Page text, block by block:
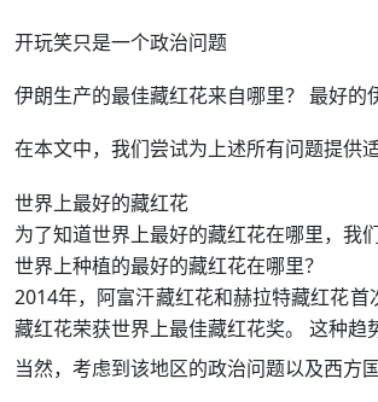
开玩笑只是一个政治问题
伊朗生产的最佳藏红花来自哪里？ 最好的
在本文中，我们尝试为上述所有问题提供
世界上最好的藏红花
为了知道世界上最好的藏红花在哪里，我
世界上种植的最好的藏红花在哪里？
2014年，阿富汗藏红花和赫拉特藏红花
藏红花荣获世界上最佳藏红花奖。 这种趋
当然，考虑到该地区的政治问题以及西方